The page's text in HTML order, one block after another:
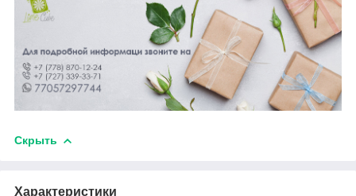
Скрыть
Характеристики